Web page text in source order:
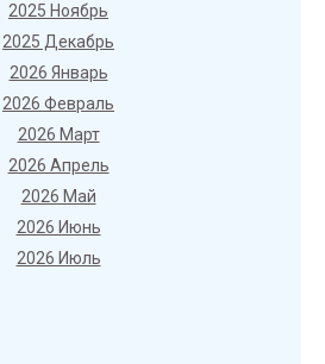
2025 Ноябрь
2025 Декабрь
2026 Январь
2026 Февраль
2026 Март
2026 Апрель
2026 Май
2026 Июнь
2026 Июль